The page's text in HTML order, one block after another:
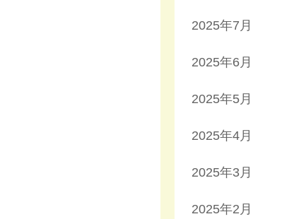
2025年7月
2025年6月
2025年5月
2025年4月
2025年3月
2025年2月